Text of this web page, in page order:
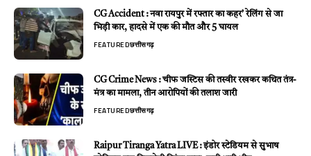
CG Accident : नवा रायपुर में रफ्तार का कहर’ रेलिंग से जा
भिड़ी कार, हादसे में एक की मौत और 5 घायल
FEATUREDछत्तीसगढ़
CG Crime News : चीफ जस्टिस की तस्वीर रखकर कथित तंत्र-
मंत्र का मामला, तीन आरोपियों की तलाश जारी
FEATUREDछत्तीसगढ़
Raipur Tiranga Yatra LIVE : इंडोर स्टेडियम से सुभाष